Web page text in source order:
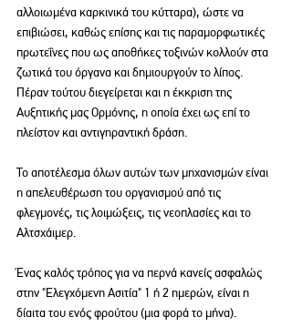
αλλοιωμένα καρκινικά του κύτταρα), ώστε να
επιβιώσει, καθώς επίσης και τις παραμορφωτικές
πρωτεΐνες που ως αποθήκες τοξινών κολλούν στα
ζωτικά του όργανα και δημιουργούν το λίπος.
Πέραν τούτου διεγείρεται και η έκκριση της
Αυξητικής μας Ορμόνης, η οποία έχει ως επί το
πλείστον και αντιγηραντική δράση.
Το αποτέλεσμα όλων αυτών των μηχανισμών είναι
η απελευθέρωση του οργανισμού από τις
φλεγμονές, τις λοιμώξεις, τις νεοπλασίες και το
Αλτσχάιμερ.
Ένας καλός τρόπος για να περνά κανείς ασφαλώς
στην "Ελεγχόμενη Ασιτία" 1 ή 2 ημερών, είναι η
δίαιτα του ενός φρούτου (μια φορά το μήνα).